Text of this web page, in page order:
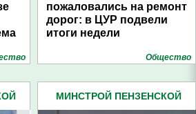
пожаловались на ремонт
дорог: в ЦУР подвели
итоги недели
Общество
МИНСТРОЙ ПЕНЗЕНСКОЙ